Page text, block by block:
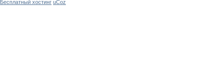
Бесплатный хостинг uCoz